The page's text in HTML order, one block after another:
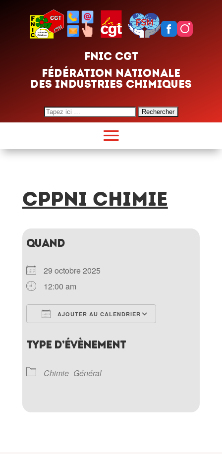
FNIC CGT
FÉDÉRATION NATIONALE
DES INDUSTRIES CHIMIQUES
Search
for:
CPPNI Chimie
QUAND
29 octobre 2025
12:00 am
AJOUTER AU CALENDRIER
TYPE D’ÉVÈNEMENT
Chimie Général